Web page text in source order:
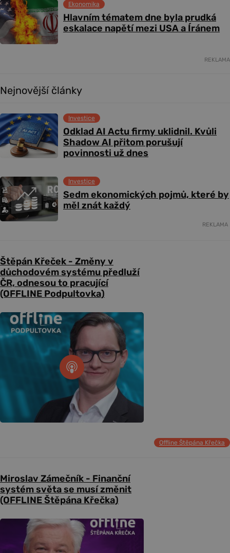
Hlavním tématem dne byla prudká
eskalace napětí mezi USA a Íránem
Ekonomika
REKLAMA
Nejnovější články
Odklad AI Actu firmy uklidnil. Kvůli
Shadow AI přitom porušují
povinnosti už dnes
Investice
Sedm ekonomických pojmů, které by
měl znát každý
Investice
REKLAMA
Štěpán Křeček - Změny v
důchodovém systému předluží
ČR, odnesou to pracující
(OFFLINE Podpultovka)
Offline Štěpána Křečka
Miroslav Zámečník - Finanční
systém světa se musí změnit
(OFFLINE Štěpána Křečka)